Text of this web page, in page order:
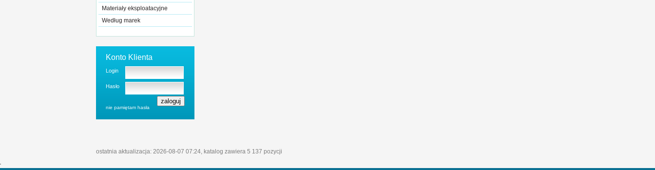
Materiały eksploatacyjne
Według marek
Konto Klienta
Login
Hasło
nie pamiętam hasła
ostatnia aktualizacja: 2026-08-07 07:24, katalog zawiera 5 137 pozycji
'